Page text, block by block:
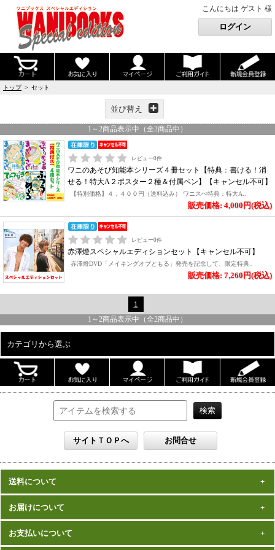
こんにちは ゲスト 様
トップ> セット
並び替え
1 ～ 2商品表示中（全2商品中）
レビュー0件
ワニのあそび知能本シリーズ４冊セット【特典：書ける！消
せる！特大A２ポスター２種＆付属ペン】【キャンセル不可】
【特別価格】４，４００円（送料込み） ワニスぺ特典：特大A..
販売価格: 4,000円(税込)
レビュー0件
赤澤燈スペシャルエディションセット【キャンセル不可】
赤澤燈DVD「メイキングオブともる」発売を記念して、限定特典..
販売価格: 7,260円(税込)
1
1 ～ 2商品表示中（全2商品中）
カテゴリから選ぶ
ALL
男性写真集
雑誌
送料について
数量、価格に関わらず
※沖縄の送料は1,500円となります。
※商品により諸事情で金額が変更する場合もございます。
※同梱不可の商品もございますのでご注意ください。
お届けについて
在庫がある商品につきましては、
お届けとなります。
お支払いについて